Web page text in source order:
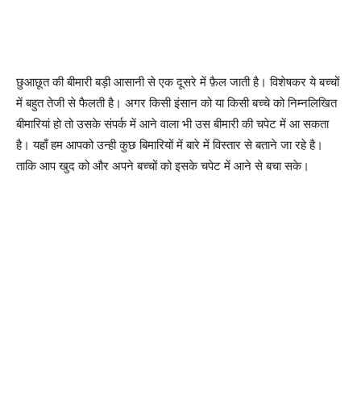
छुआछूत की बीमारी बड़ी आसानी से एक दूसरे में फ़ैल जाती है। विशेषकर ये बच्चों
में बहुत तेजी से फैलती है। अगर किसी इंसान को या किसी बच्चे को निम्नलिखित
बीमारियां हो तो उसके संपर्क में आने वाला भी उस बीमारी की चपेट में आ सकता
है। यहाँ हम आपको उन्ही कुछ बिमारियों में बारे में विस्तार से बताने जा रहे है।
ताकि आप खुद को और अपने बच्चों को इसके चपेट में आने से बचा सके।